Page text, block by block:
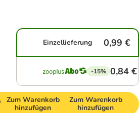
Einzellieferung 0,99 €
-15% 0,84 €
Zum Warenkorb
hinzufügen
Zum Warenkorb
hinzufügen